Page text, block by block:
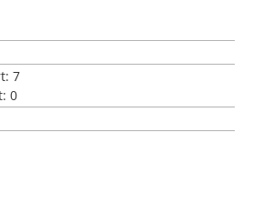
7
0